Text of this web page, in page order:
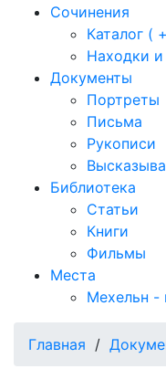
Сочинения
Каталог (
Находки
Документы
Портреты
Письма
Рукописи
Библиотека
Статьи
Книги
Фильмы
Места
Мехельн -
Главная /